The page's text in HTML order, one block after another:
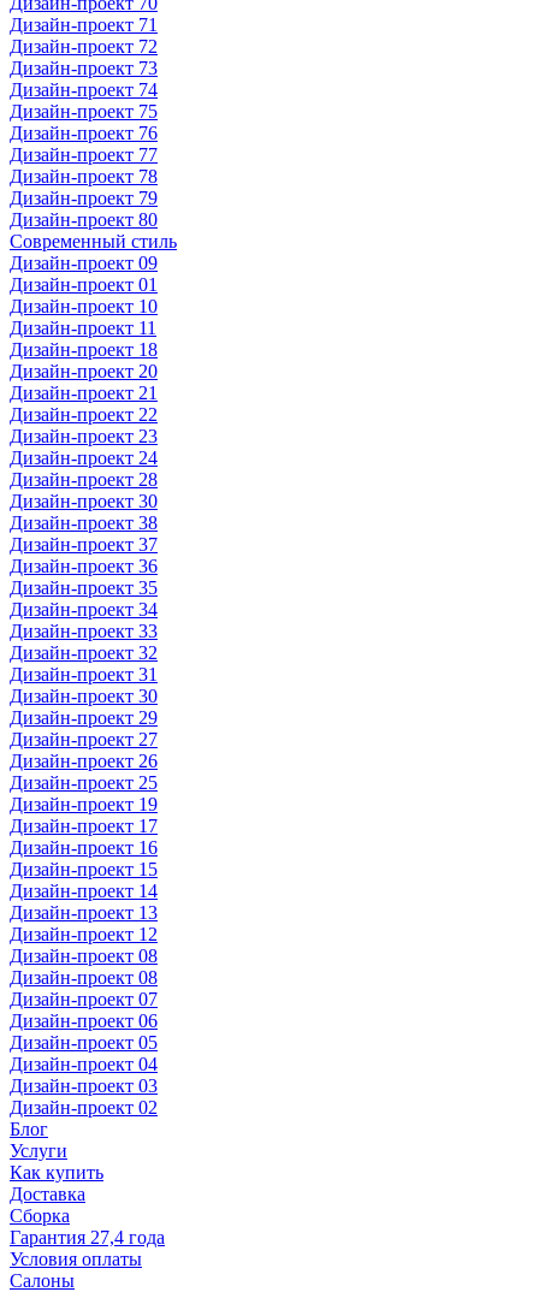
Дизайн-проект 71
Дизайн-проект 72
Дизайн-проект 73
Дизайн-проект 74
Дизайн-проект 75
Дизайн-проект 76
Дизайн-проект 77
Дизайн-проект 78
Дизайн-проект 79
Дизайн-проект 80
Современный стиль
Дизайн-проект 09
Дизайн-проект 01
Дизайн-проект 10
Дизайн-проект 11
Дизайн-проект 18
Дизайн-проект 20
Дизайн-проект 21
Дизайн-проект 22
Дизайн-проект 23
Дизайн-проект 24
Дизайн-проект 28
Дизайн-проект 30
Дизайн-проект 38
Дизайн-проект 37
Дизайн-проект 36
Дизайн-проект 35
Дизайн-проект 34
Дизайн-проект 33
Дизайн-проект 32
Дизайн-проект 31
Дизайн-проект 30
Дизайн-проект 29
Дизайн-проект 27
Дизайн-проект 26
Дизайн-проект 25
Дизайн-проект 19
Дизайн-проект 17
Дизайн-проект 16
Дизайн-проект 15
Дизайн-проект 14
Дизайн-проект 13
Дизайн-проект 12
Дизайн-проект 08
Дизайн-проект 08
Дизайн-проект 07
Дизайн-проект 06
Дизайн-проект 05
Дизайн-проект 04
Дизайн-проект 03
Дизайн-проект 02
Блог
Услуги
Как купить
Доставка
Сборка
Гарантия 27,4 года
Условия оплаты
Салоны